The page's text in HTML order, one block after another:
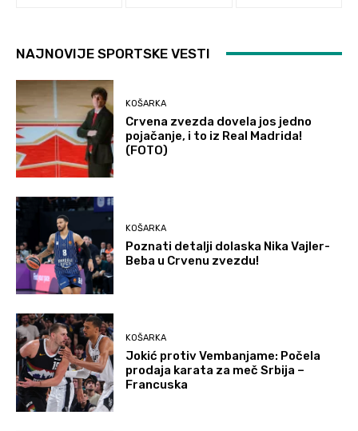
NAJNOVIJE SPORTSKE VESTI
KOŠARKA
Crvena zvezda dovela jos jedno
pojačanje, i to iz Real Madrida!
(FOTO)
KOŠARKA
Poznati detalji dolaska Nika Vajler-
Beba u Crvenu zvezdu!
KOŠARKA
Jokić protiv Vembanjame: Počela
prodaja karata za meč Srbija –
Francuska